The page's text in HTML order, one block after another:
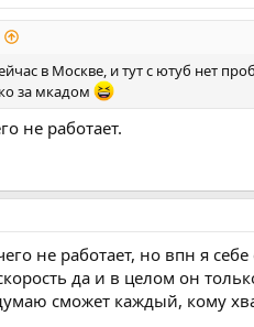
в Москве, и тут с ютуб нет
за мкадом
не работает.
не работает, но впн я
да и в целом он
сможет каждый, кому